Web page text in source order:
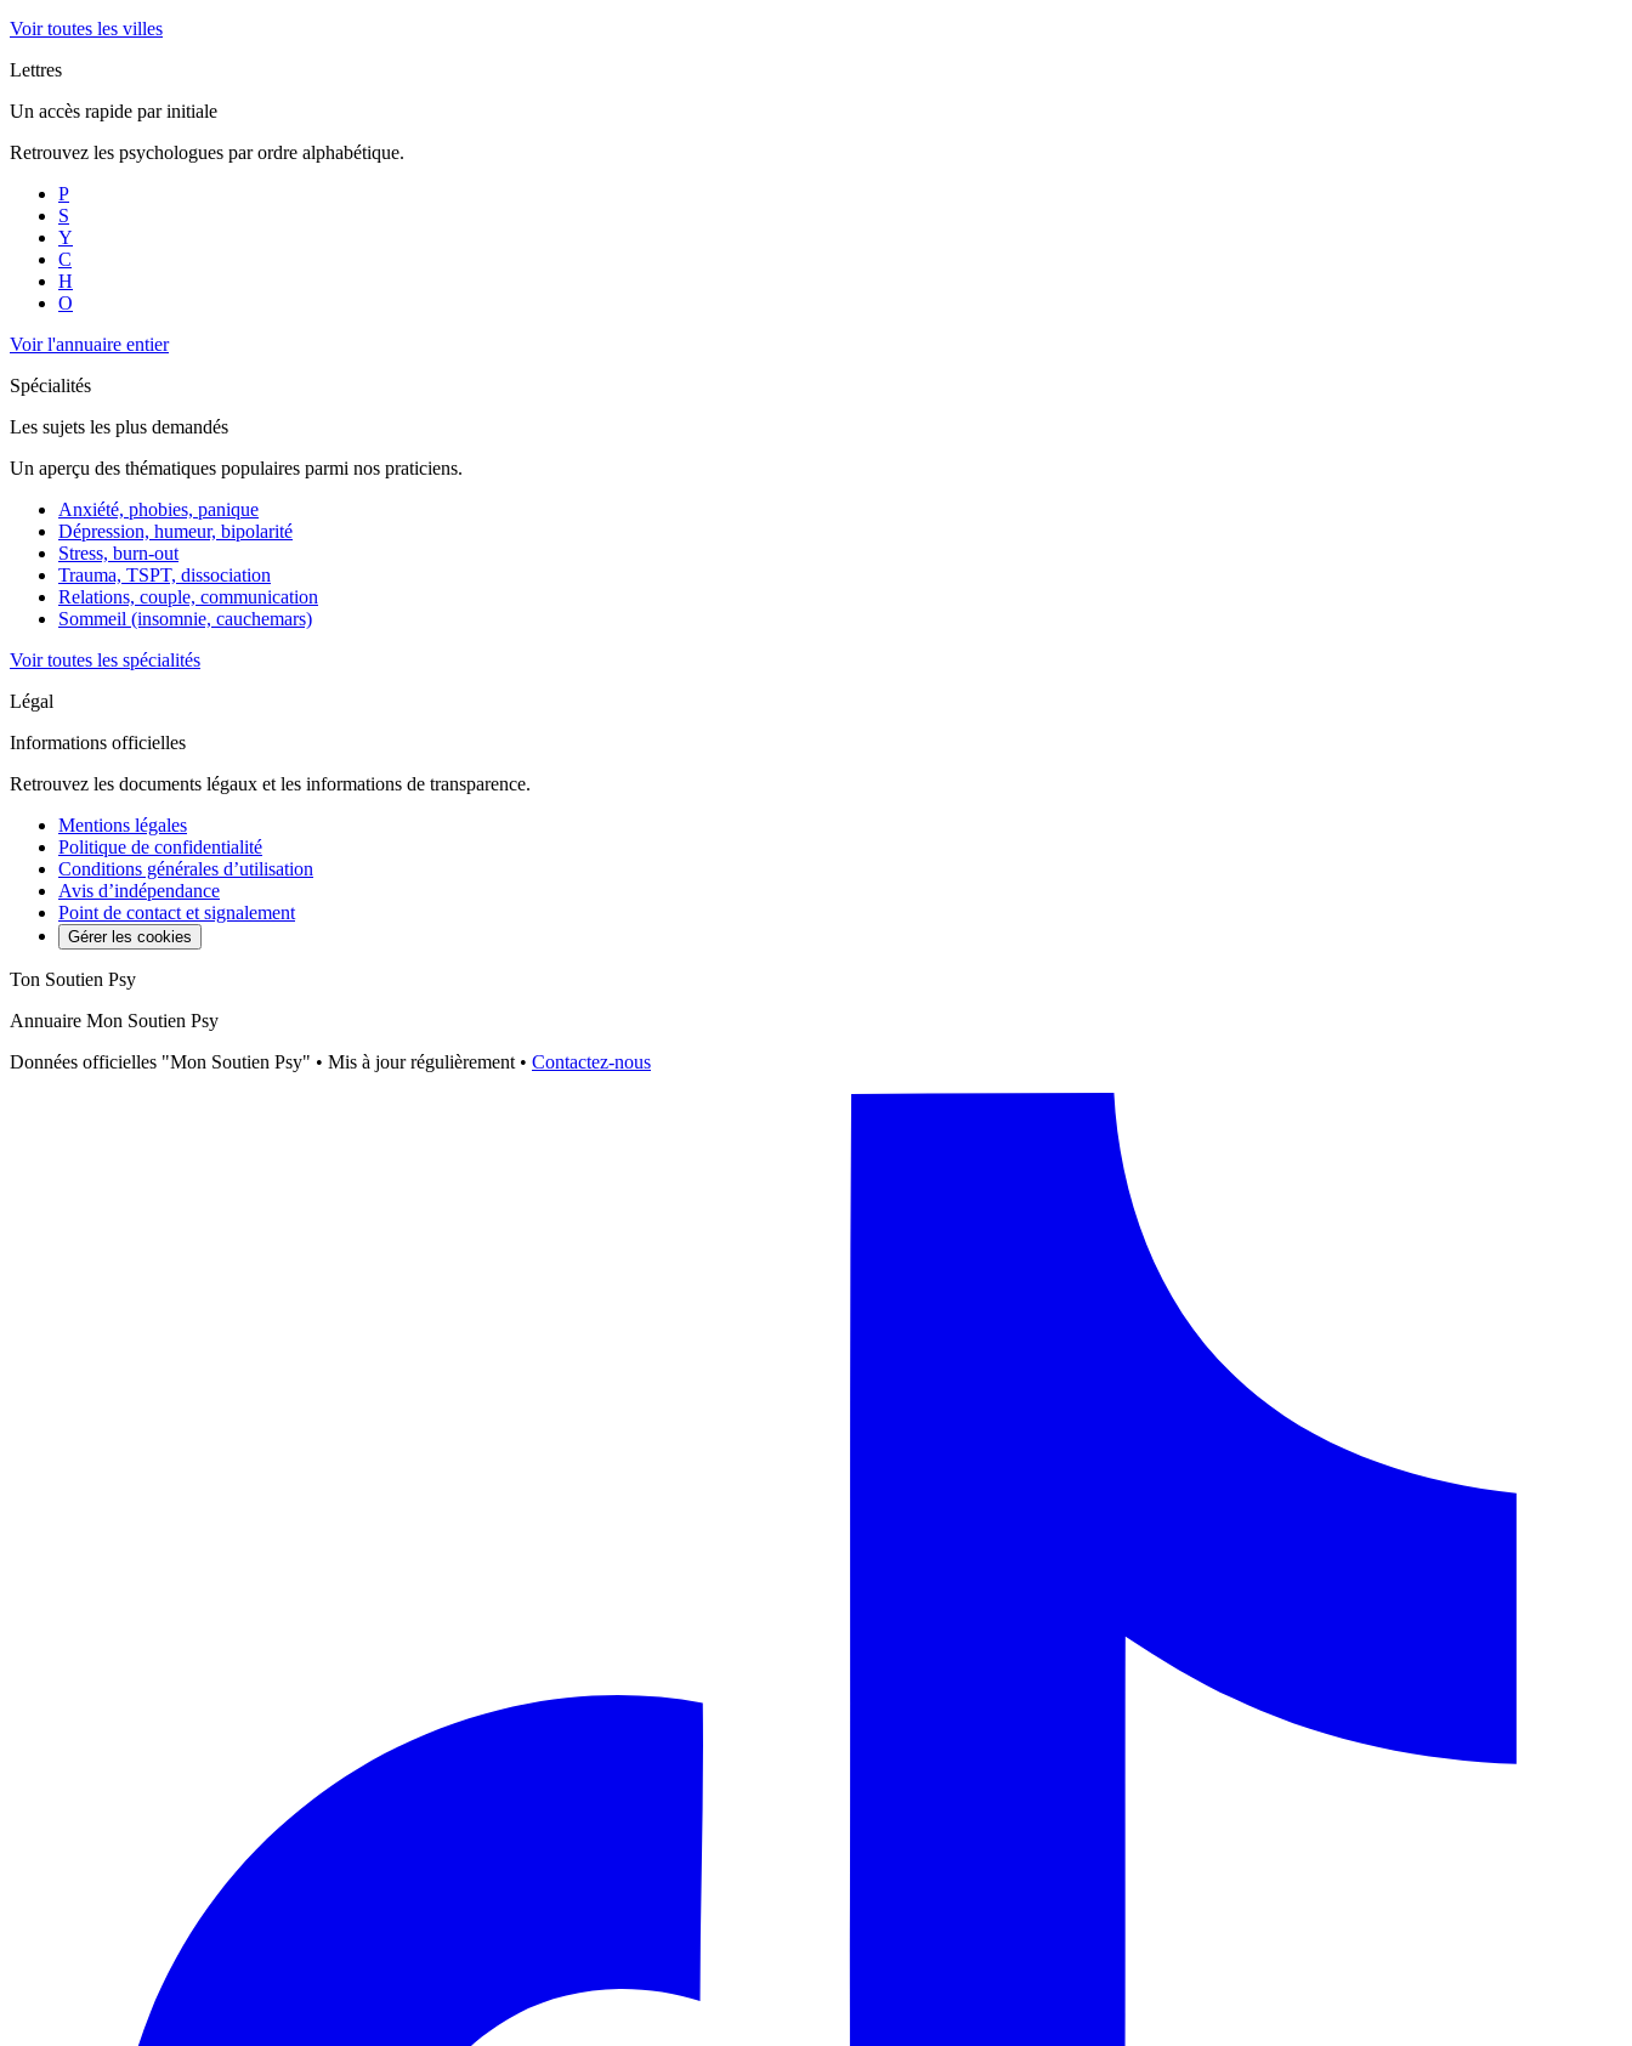
Voir toutes les villes
Lettres
Un accès rapide par initiale
Retrouvez les psychologues par ordre alphabétique.
P
S
Y
C
H
O
Voir l'annuaire entier
Spécialités
Les sujets les plus demandés
Un aperçu des thématiques populaires parmi nos praticiens.
Anxiété, phobies, panique
Dépression, humeur, bipolarité
Stress, burn-out
Trauma, TSPT, dissociation
Relations, couple, communication
Sommeil (insomnie, cauchemars)
Voir toutes les spécialités
Légal
Informations officielles
Retrouvez les documents légaux et les informations de transparence.
Mentions légales
Politique de confidentialité
Conditions générales d’utilisation
Avis d’indépendance
Point de contact et signalement
Gérer les cookies
Ton Soutien Psy
Annuaire Mon Soutien Psy
Données officielles "Mon Soutien Psy" • Mis à jour régulièrement • Contactez-nous